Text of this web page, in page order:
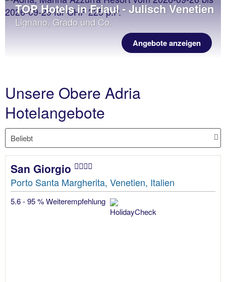
TOP Hotels in Friaul - Julisch Venetien
Lignano, Grado und Co.
Angebote anzeigen
Unsere Obere Adria
Hotelangebote
San Giorgio
Porto Santa Margherita, Venetien, Italien
5.6 - 95 % Weiterempfehlung